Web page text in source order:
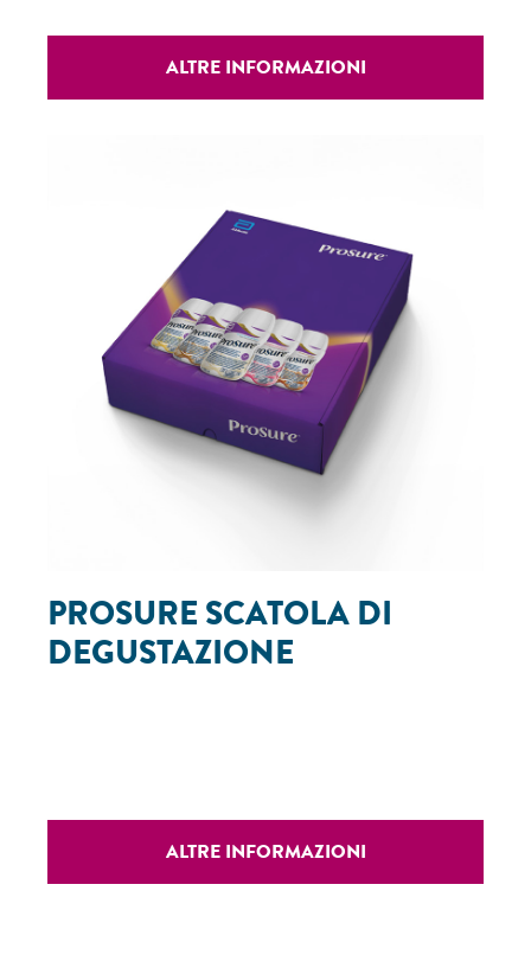
ALTRE INFORMAZIONI
PROSURE SCATOLA DI
DEGUSTAZIONE
ALTRE INFORMAZIONI